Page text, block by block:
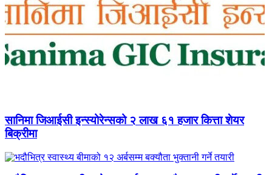
सानिमा जिआईसी इन्स्योरेन्सको २ लाख ६१ हजार कित्ता शेयर
बिक्रीमा